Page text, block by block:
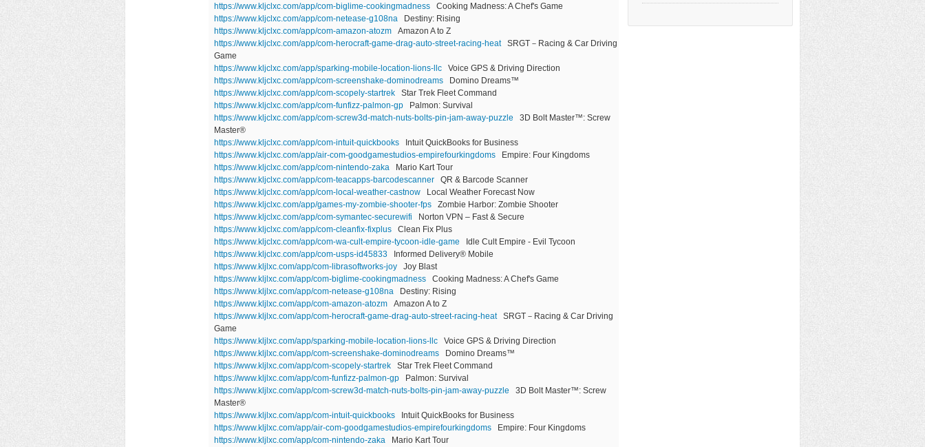
https://www.kljclxc.com/app/com-biglime-cookingmadness Cooking Madness: A Chef's Game
https://www.kljclxc.com/app/com-netease-g108na Destiny: Rising
https://www.kljclxc.com/app/com-amazon-atozm Amazon A to Z
https://www.kljclxc.com/app/com-herocraft-game-drag-auto-street-racing-heatSRGT－Racing & Car Driving
Game
https://www.kljclxc.com/app/sparking-mobile-location-lions-llc Voice GPS & Driving Direction
https://www.kljclxc.com/app/com-screenshake-dominodreams Domino Dreams™
https://www.kljclxc.com/app/com-scopely-startrek Star Trek Fleet Command
https://www.kljclxc.com/app/com-funfizz-palmon-gp Palmon: Survival
https://www.kljclxc.com/app/com-screw3d-match-nuts-bolts-pin-jam-away-puzzle 3D Bolt Master™: Screw
Master®
https://www.kljclxc.com/app/com-intuit-quickbooks Intuit QuickBooks for Business
https://www.kljclxc.com/app/air-com-goodgamestudios-empirefourkingdoms Empire: Four Kingdoms
https://www.kljclxc.com/app/com-nintendo-zaka Mario Kart Tour
https://www.kljclxc.com/app/com-teacapps-barcodescanner QR & Barcode Scanner
https://www.kljclxc.com/app/com-local-weather-castnow Local Weather Forecast Now
https://www.kljclxc.com/app/games-my-zombie-shooter-fps Zombie Harbor: Zombie Shooter
https://www.kljclxc.com/app/com-symantec-securewifi Norton VPN – Fast & Secure
https://www.kljclxc.com/app/com-cleanfix-fixplus Clean Fix Plus
https://www.kljclxc.com/app/com-wa-cult-empire-tycoon-idle-game Idle Cult Empire - Evil Tycoon
https://www.kljclxc.com/app/com-usps-id45833 Informed Delivery® Mobile
https://www.kljlxc.com/app/com-librasoftworks-joy Joy Blast
https://www.kljlxc.com/app/com-biglime-cookingmadness Cooking Madness: A Chef's Game
https://www.kljlxc.com/app/com-netease-g108na Destiny: Rising
https://www.kljlxc.com/app/com-amazon-atozm Amazon A to Z
https://www.kljlxc.com/app/com-herocraft-game-drag-auto-street-racing-heatSRGT－Racing & Car Driving
Game
https://www.kljlxc.com/app/sparking-mobile-location-lions-llc Voice GPS & Driving Direction
https://www.kljlxc.com/app/com-screenshake-dominodreams Domino Dreams™
https://www.kljlxc.com/app/com-scopely-startrek Star Trek Fleet Command
https://www.kljlxc.com/app/com-funfizz-palmon-gp Palmon: Survival
https://www.kljlxc.com/app/com-screw3d-match-nuts-bolts-pin-jam-away-puzzle 3D Bolt Master™: Screw
Master®
https://www.kljlxc.com/app/com-intuit-quickbooks Intuit QuickBooks for Business
https://www.kljlxc.com/app/air-com-goodgamestudios-empirefourkingdoms Empire: Four Kingdoms
https://www.kljlxc.com/app/com-nintendo-zaka Mario Kart Tour